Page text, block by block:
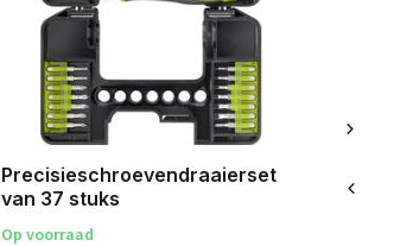
Precisieschroevendraaierset
van 37 stuks
Op voorraad